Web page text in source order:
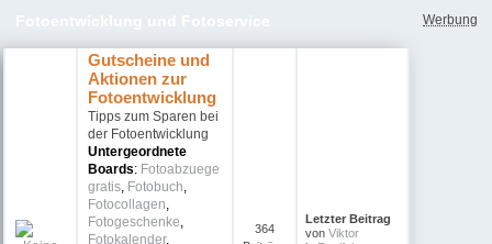
Gutscheine und
Aktionen zur
Fotoentwicklung
Tipps zum Sparen bei
der Fotoentwicklung
Untergeordnete
Boards: Fotoabzuege
gratis, Fotobuch,
Fotocollagen,
Fotogeschenke,
Fotokalender,
364
Letzter Beitrag
vonViktor
Werbung